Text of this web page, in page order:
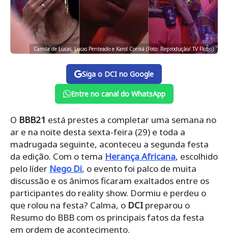
Camila de Lucas, Lucas Penteado e Karol Conká (Foto: Reprodução/ TV Flobo)
Siga o DCI no Google
Entre no canal do WhatsApp
O BBB21 está prestes a completar uma semana no
ar e na noite desta sexta-feira (29) e toda a
madrugada seguinte, aconteceu a segunda festa
da edição. Com o tema Herança Africana, escolhido
pelo líder Nego Di, o evento foi palco de muita
discussão e os ânimos ficaram exaltados entre os
participantes do reality show. Dormiu e perdeu o
que rolou na festa? Calma, o DCI preparou o
Resumo do BBB com os principais fatos da festa
em ordem de acontecimento.